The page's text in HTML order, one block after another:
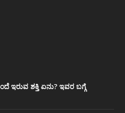
ಇರುವ ಶಕ್ತಿ ಏನು? ಇವರ ಬಗ್ಗೆ